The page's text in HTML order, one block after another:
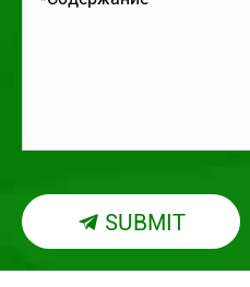
 SUBMIT